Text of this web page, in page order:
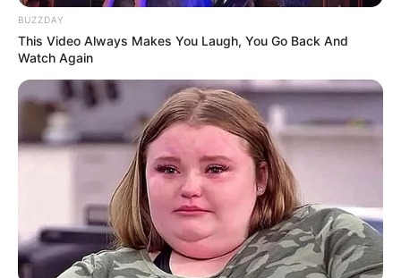
BUZZDAY
This Video Always Makes You Laugh, You Go Back And
Watch Again